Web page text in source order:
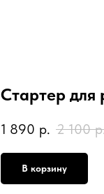
Стартер для
1 890 р. 2 100
В корзину